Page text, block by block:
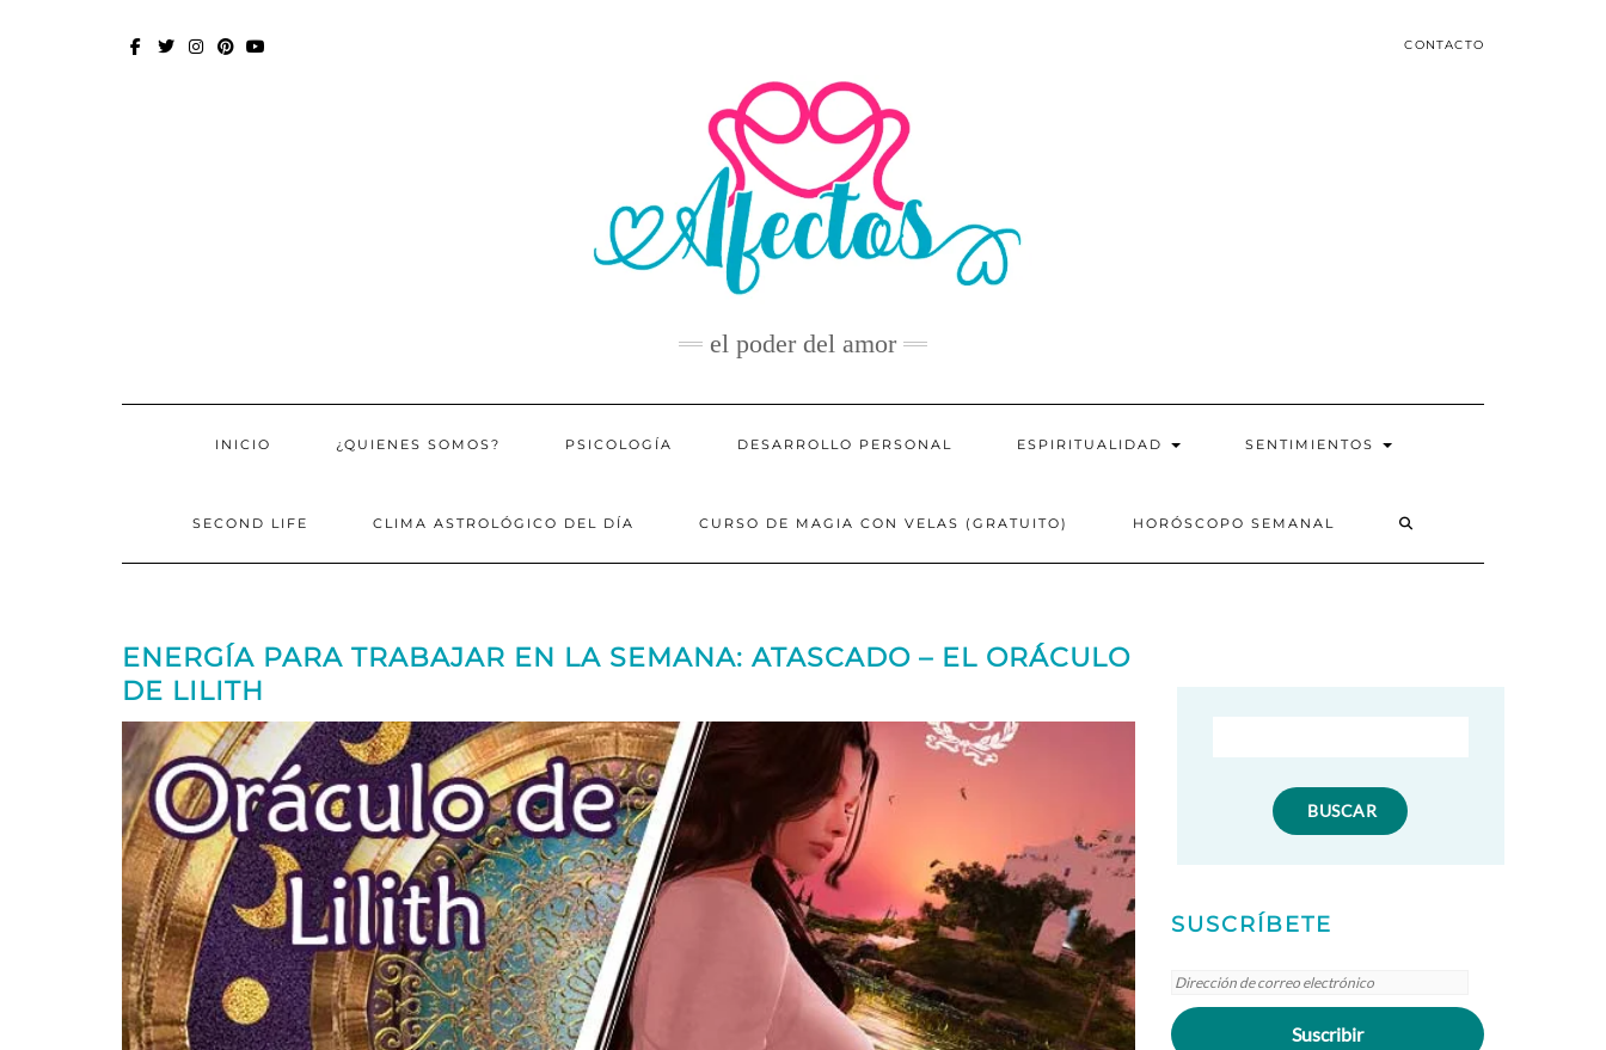
CONTACTO
el poder del amor
INICIO ¿QUIENES SOMOS? PSICOLOGÍA DESARROLLO PERSONAL ESPIRITUALIDAD SENTIMIENTOS
SECOND LIFE CLIMA ASTROLÓGICO DEL DÍA CURSO DE MAGIA CON VELAS (GRATUITO) HORÓSCOPO SEMANAL
ENERGÍA PARA TRABAJAR EN LA SEMANA: ATASCADO – EL ORÁCULO
DE LILITH
SUSCRÍBETE
Dirección
de
correo
Suscribir